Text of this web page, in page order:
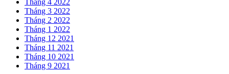
Tháng 4 2022
Tháng 3 2022
Tháng 2 2022
Tháng 1 2022
Tháng 12 2021
Tháng 11 2021
Tháng 10 2021
Tháng 9 2021